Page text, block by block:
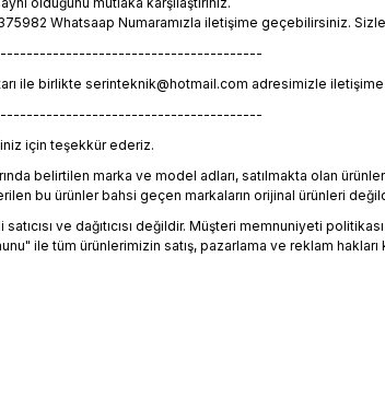
Whatsaap Numaramızla iletişime geçebilirsiniz.
ile birlikte serinteknik@hotmail.com adresimizle
için teşekkür ederiz.
belirtilen marka ve model adları, satılmakta olan
bu ürünler bahsi geçen markaların orijinal ürünleri
ve dağıtıcısı değildir. Müşteri memnuniyeti
ile tüm ürünlerimizin satış, pazarlama ve reklam hakları